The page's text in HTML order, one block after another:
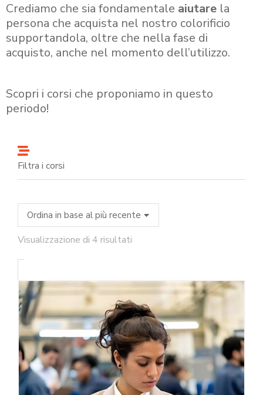
Crediamo che sia fondamentale aiutare la
persona che acquista nel nostro colorificio
supportandola, oltre che nella fase di
acquisto, anche nel momento dell’utilizzo.
Scopri i corsi che proponiamo in questo
periodo!
Filtra i corsi
Visualizzazione di 4 risultati